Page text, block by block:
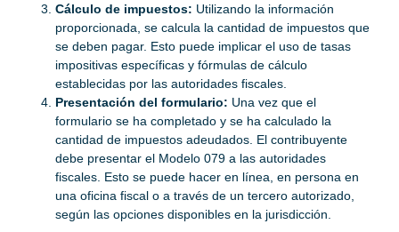
Cálculo de impuestos: Utilizando la información
proporcionada, se calcula la cantidad de impuestos que
se deben pagar. Esto puede implicar el uso de tasas
impositivas específicas y fórmulas de cálculo
establecidas por las autoridades fiscales.
Presentación del formulario: Una vez que el
formulario se ha completado y se ha calculado la
cantidad de impuestos adeudados. El contribuyente
debe presentar el Modelo 079 a las autoridades
fiscales. Esto se puede hacer en línea, en persona en
una oficina fiscal o a través de un tercero autorizado,
según las opciones disponibles en la jurisdicción.